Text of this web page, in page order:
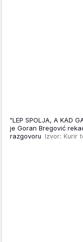
"LEP SPOLJA, A KAD
je Goran Bregović
razgovoru Izvor: Kurir